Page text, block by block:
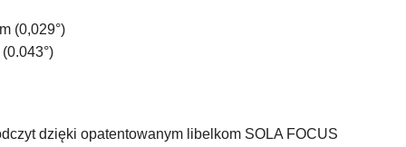
(0,029°)
dzięki opatentowanym libelkom SOLA FOCUS